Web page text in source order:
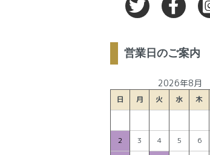
営業日のご案内
2026年8月
日 月 火 水 木
2
3 4 5 6